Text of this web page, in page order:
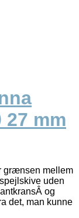
27 mm
grænsen mellem
uden
og
det, man kunne